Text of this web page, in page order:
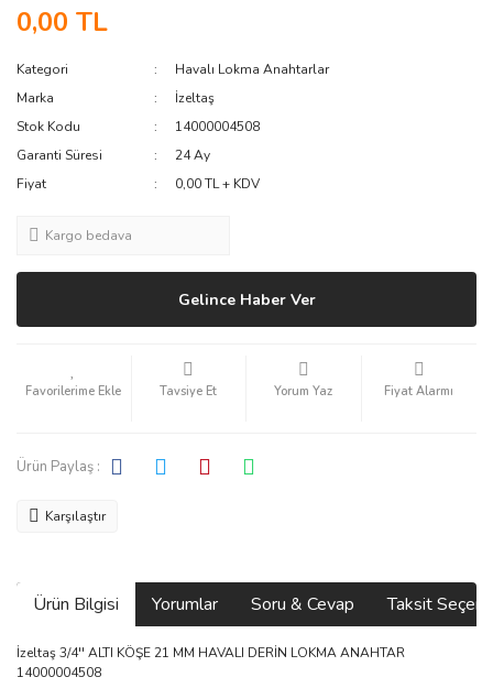
0,00 TL
Kategori
Havalı Lokma Anahtarlar
Marka
İzeltaş
Stok Kodu
14000004508
Garanti Süresi
24 Ay
Fiyat
0,00 TL + KDV
Kargo bedava
Gelince Haber Ver
Tavsiye Et Yorum Yaz Fiyat Alarmı
Ürün Paylaş :
Karşılaştır
Ürün Bilgisi Yorumlar Soru & Cevap Taksit
İzeltaş 3/4'' ALTI KÖŞE 21 MM HAVALI DERİN LOKMA ANAHTAR
14000004508